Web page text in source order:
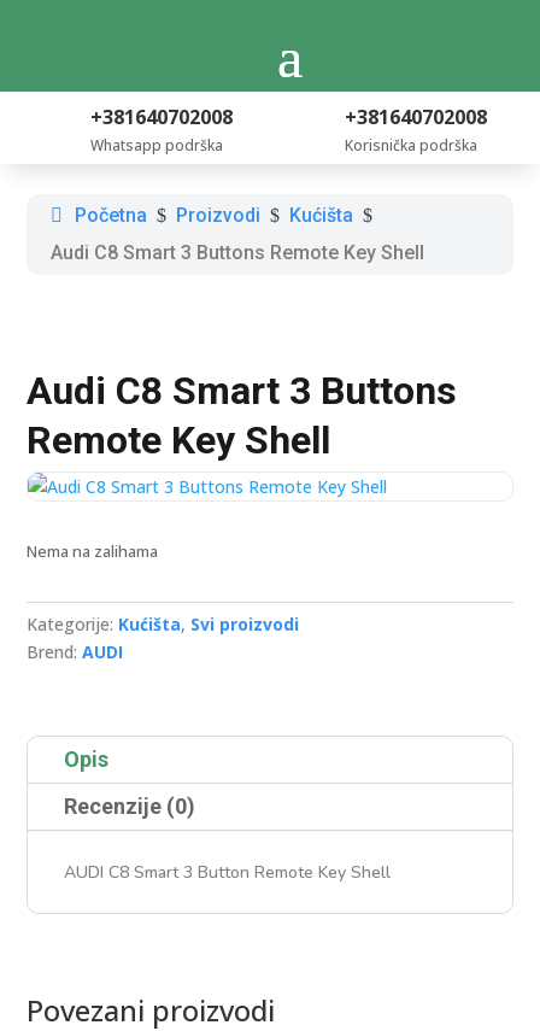
+381640702008
Whatsapp podrška
+381640702008
Korisnička podrška
Početna $ Proizvodi $ Kućišta $
Audi C8 Smart 3 Buttons Remote Key Shell
Audi C8 Smart 3 Buttons
Remote Key Shell
Nema na zalihama
Kategorije: Kućišta, Svi proizvodi
Brend:AUDI
Opis
Recenzije (0)
AUDI C8 Smart 3 Button Remote Key Shell
Povezani proizvodi